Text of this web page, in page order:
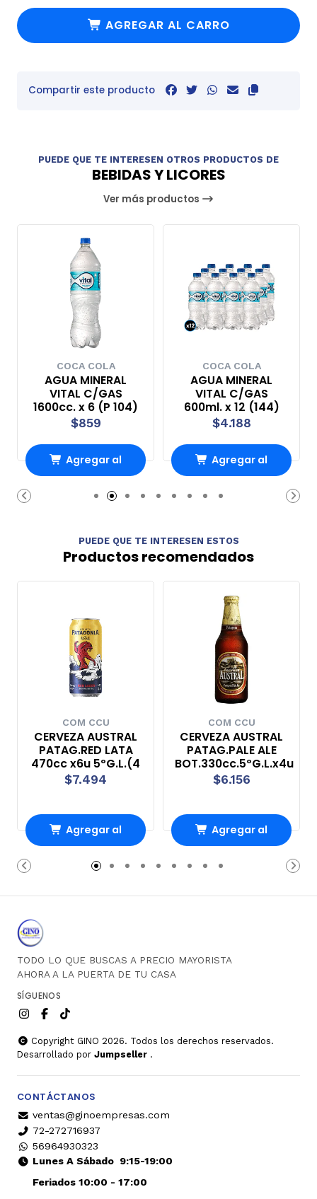
AGREGAR AL CARRO
Compartir este producto
PUEDE QUE TE INTERESEN OTROS PRODUCTOS DE
BEBIDAS Y LICORES
Ver más productos
COCA COLA
AGUA MINERAL
VITAL C/GAS
1600cc. x 6 (P 104)
$859
Agregar al
Carro
COCA COLA
AGUA MINERAL
VITAL C/GAS
600ml. x 12 (144)
$4.188
Agregar al
Carro
PUEDE QUE TE INTERESEN ESTOS
Productos recomendados
COM CCU
CERVEZA AUSTRAL
PATAG.RED LATA
470cc x6u 5ºG.L.(4
$7.494
Agregar al
Carro
COM CCU
CERVEZA AUSTRAL
PATAG.PALE ALE
BOT.330cc.5ºG.L.x4u
$6.156
Agregar al
Carro
TODO LO QUE BUSCAS A PRECIO MAYORISTA
AHORA A LA PUERTA DE TU CASA
SÍGUENOS
Copyright GINO 2026. Todos los derechos reservados.
Desarrollado por Jumpseller .
CONTÁCTANOS
ventas@ginoempresas.com
72-272716937
56964930323
Lunes A Sábado9:15-19:00
Feriados 10:00 - 17:00